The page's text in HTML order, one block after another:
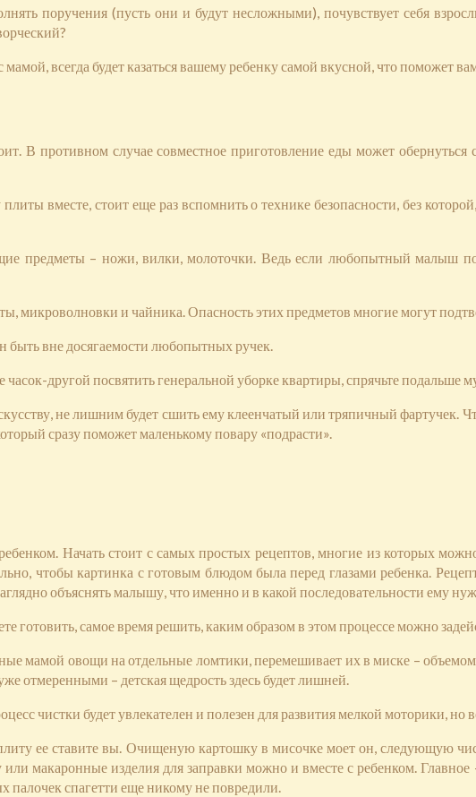
поручения (пусть они и будут несложными), почувствует себя
всегда будет казаться вашему ребенку самой вкусной, что поможет
В противном случае совместное приготовление еды может
вместе, стоит еще раз вспомнить о технике безопасности, без
предметы – ножи, вилки, молоточки. Ведь если любопытный малыш
микроволновки и чайника. Опасность этих предметов многие могут
быть вне досягаемости любопытных ручек.
другой посвятить генеральной уборке квартиры, спрячьте подальше
не лишним будет сшить ему клеенчатый или тряпичный фартучек.
сразу поможет маленькому повару «подрасти».
Начать стоит с самых простых рецептов, многие из которых
чтобы картинка с готовым блюдом была перед глазами ребенка.
объяснять малышу, что именно и в какой последовательности ему
готовить, самое время решить, каким образом в этом процессе можно
мамой овощи на отдельные ломтики, перемешивает их в миске –
отмеренными – детская щедрость здесь будет лишней.
чистки будет увлекателен и полезен для развития мелкой моторики, но
ее ставите вы. Очищеную картошку в мисочке моет он, следующую
макаронные изделия для заправки можно и вместе с ребенком. Главное
спагетти еще никому не повредили.